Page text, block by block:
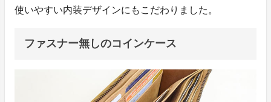
使いやすい内装デザインにもこだわりました。
ファスナー無しのコインケース